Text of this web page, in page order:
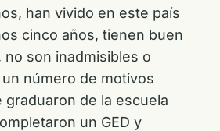
han vivido en este país
cinco años, tienen buen
no son inadmisibles o
número de motivos
de la escuela
un GED y